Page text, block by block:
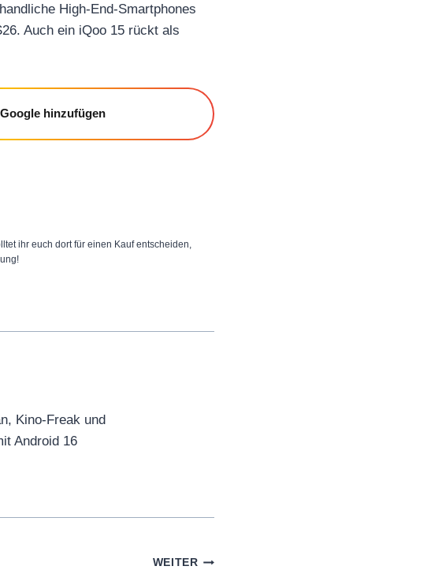
High-End-Smartphones
Auch ein iQoo 15 rückt als
hinzufügen
ihr euch dort für einen Kauf entscheiden,
Kino-Freak und
Android 16
WEITER